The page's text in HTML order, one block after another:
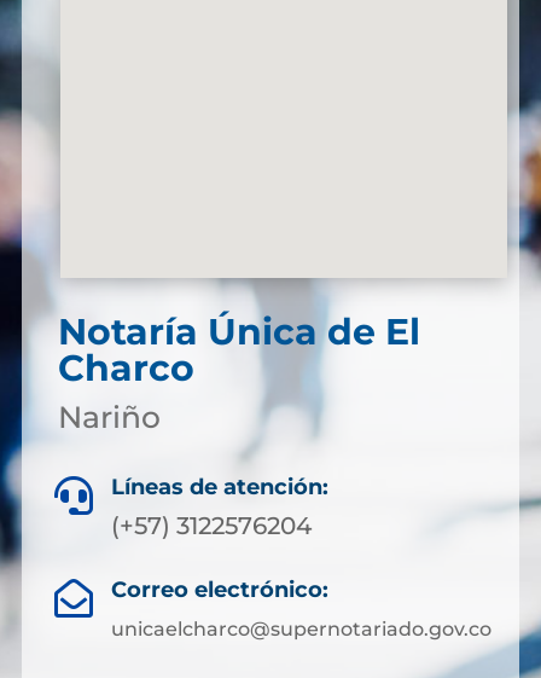
Notaría Única de El
Charco
Nariño
 Líneas de atención:
(+57) 3122576204
 Correo electrónico:
unicaelcharco@supernotariado.gov.co